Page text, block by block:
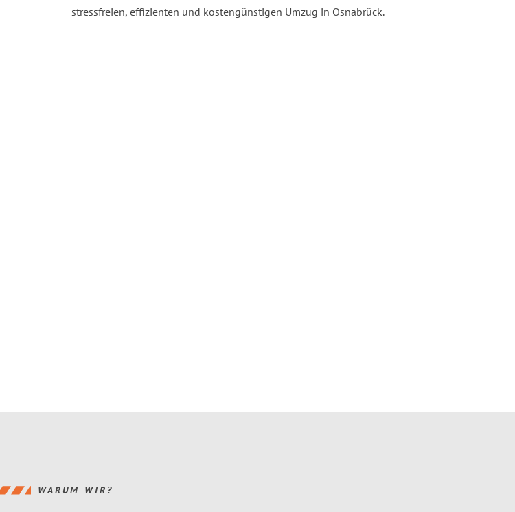
stressfreien, effizienten und kostengünstigen Umzug in Osnabrück.
WARUM WIR?